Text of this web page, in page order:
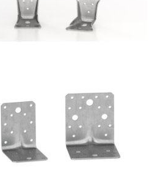
Angolari WBR
ROTHOBLAAS